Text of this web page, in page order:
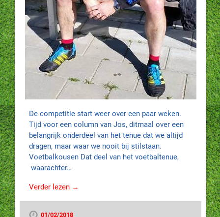
De competitie start weer over een paar weken.
Tijd voor een column van Jos, ditmaal over een
belangrijk onderdeel van het tenue dat we altijd
dragen, maar waar we nooit bij stilstaan.
Voetbalkousen Dat deel van het voetbaltenue,
waarachter…
Verder lezen →
01/02/2018